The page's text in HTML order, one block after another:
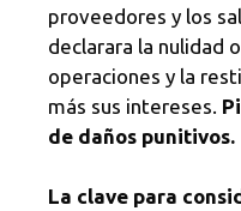
proveedores y los
declarara la nulidad
operaciones y la
más sus intereses.
de daños punitivos.
La clave para